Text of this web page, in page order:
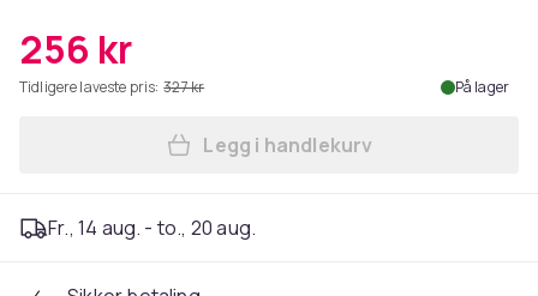
256 kr
Tidligere laveste pris: 327 kr På lager
Legg Orrefors Hunting
Legg i handlekurv
Fr., 14 aug. - to., 20 aug.